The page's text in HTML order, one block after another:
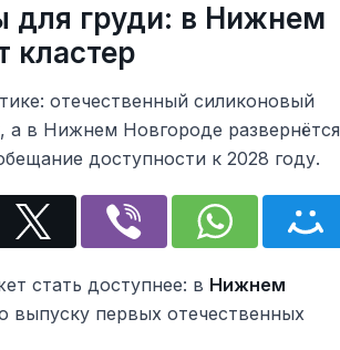
груди: в Нижнем
кластер
отечественный силиконовый
а в Нижнем Новгороде развернётся
доступности к 2028 году.
стать доступнее: в Нижнем
выпуску первых отечественных